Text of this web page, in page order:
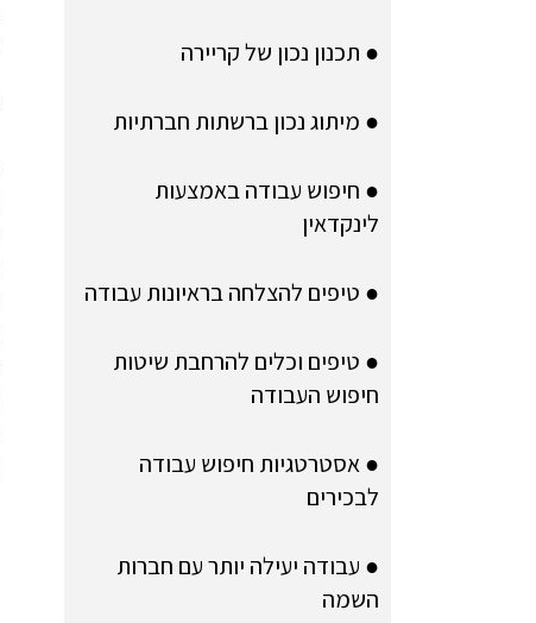
● תכנון נכון של קריירה
● מיתוג נכון ברשתות חברתיות
● חיפוש עבודה באמצעות
לינקדאין
● טיפים להצלחה בראיונות עבודה
● טיפים וכלים להרחבת שיטות
חיפוש העבודה
● אסטרטגיות חיפוש עבודה
לבכירים
● עבודה יעילה יותר עם חברות
השמה